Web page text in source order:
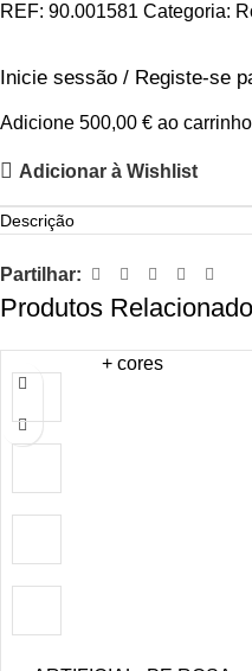
REF: 90.001581 Categoria:
Inicie sessão / Registe-se
Adicione 500,00 € ao
Adicionar à Wishlist
Descrição
Partilhar:
Produtos
+ cores